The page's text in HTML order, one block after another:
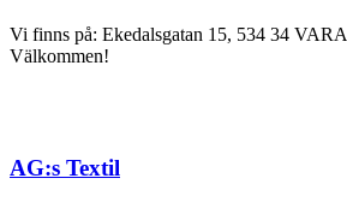
Vi finns på: Ekedalsgatan 15, 534 34 VARA
Välkommen!
AG:s Textil